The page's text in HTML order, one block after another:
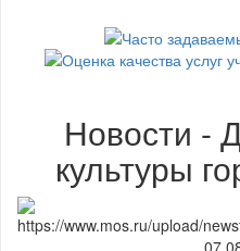
Новости -
культуры